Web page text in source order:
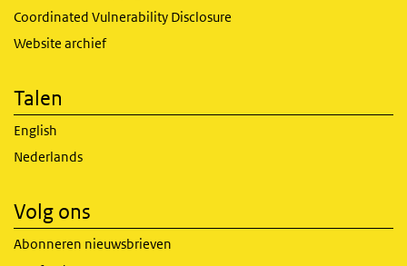
Coordinated Vulnerability Disclosure
Website archief
Talen
English
Nederlands
Volg ons
Abonneren nieuwsbrieven